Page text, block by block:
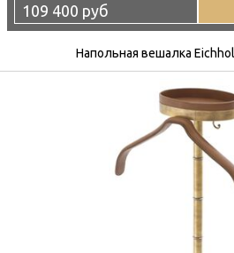
109 400 руб
Напольная вешалка